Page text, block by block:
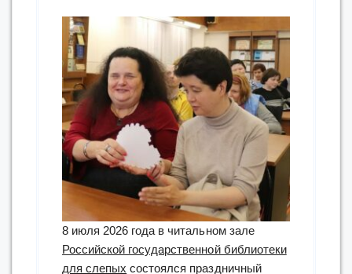
8 июля 2026 года в читальном зале
Российской государственной библиотеки
для слепых состоялся праздничный